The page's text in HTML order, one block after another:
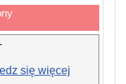
się więcej